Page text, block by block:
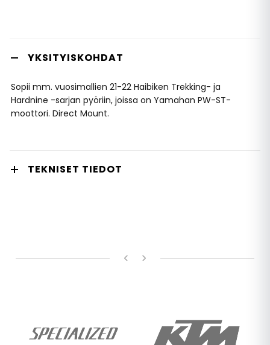
YKSITYISKOHDAT
Sopii mm. vuosimallien 21-22 Haibiken Trekking- ja
Hardnine -sarjan pyöriin, joissa on Yamahan PW-ST-
moottori. Direct Mount.
TEKNISET TIEDOT